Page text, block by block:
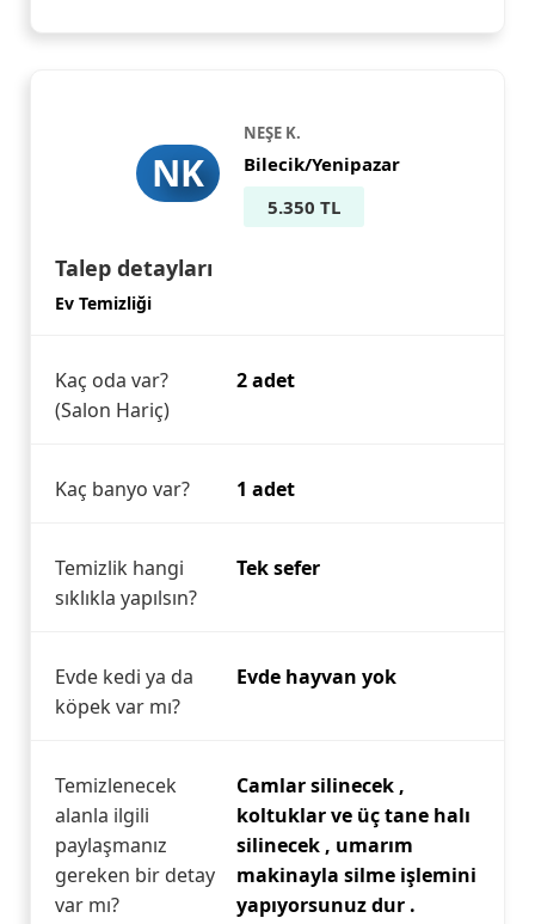
NK
NEŞE K.
Bilecik/Yenipazar
5.350 TL
Talep detayları
Ev Temizliği
Kaç oda var?
(Salon Hariç)
2 adet
Kaç banyo var? 1 adet
Temizlik hangi
sıklıkla yapılsın?
Tek sefer
Evde kedi ya da
köpek var mı?
Evde hayvan yok
Temizlenecek
alanla ilgili
paylaşmanız
gereken bir detay
var mı?
Camlar silinecek ,
koltuklar ve üç tane halı
silinecek , umarım
makinayla silme işlemini
yapıyorsunuz dur .